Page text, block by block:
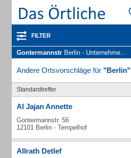
FILTER
Gontermannstr Berlin - Unternehmen und Personen
Andere Ortsvorschläge für "Berlin"
Standardtreffer
Al Jajan Annette
Gontermannstr. 56
12101 Berlin - Tempelhof
Allrath Detlef